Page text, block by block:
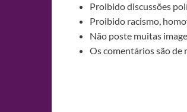
Proibido discussões
Proibido racismo,
Não poste muitas
Os comentários são de